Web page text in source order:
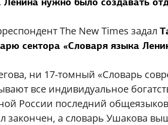
The New Times задал
сектора «Словаря языка
ни 17-томный «Словарь
все индивидуальное
России последний
закончен, а словарь Ушакова